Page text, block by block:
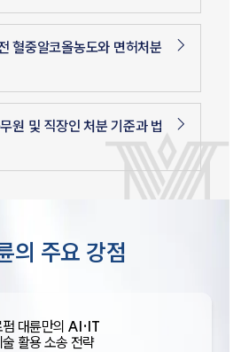
혈중알코올농도와 면허처분
원 및 직장인 처분 기준과 법
의 주요 강점
대륜만의 AI·IT
술 활용 소송 전략